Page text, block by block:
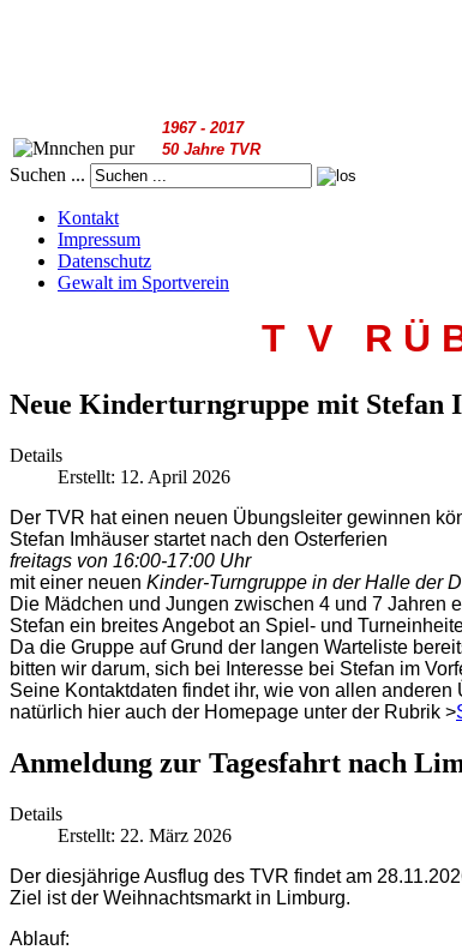
1967 - 2017
50 Jahre TVR
Suchen ...
Kontakt
Impressum
Datenschutz
Gewalt im Sportverein
T V R Ü
Neue Kinderturngruppe mit Stefan
Details
Erstellt: 12. April 2026
Der TVR hat einen neuen Übungsleiter gewinnen
Stefan Imhäuser startet nach den Osterferien
freitags von 16:00-17:00 Uhr
mit einer neuen Kinder-Turngruppe in der Halle der
Die Mädchen und Jungen zwischen 4 und 7 Jahren
Stefan ein breites Angebot an Spiel- und
Da die Gruppe auf Grund der langen Warteliste
bitten wir darum, sich bei Interesse bei Stefan im
Seine Kontaktdaten findet ihr, wie von allen anderen
natürlich hier auch der Homepage unter der Rubrik >
Anmeldung zur Tagesfahrt nach
Details
Erstellt: 22. März 2026
Der diesjährige Ausflug des TVR findet am
Ziel ist der Weihnachtsmarkt in Limburg.
Ablauf: